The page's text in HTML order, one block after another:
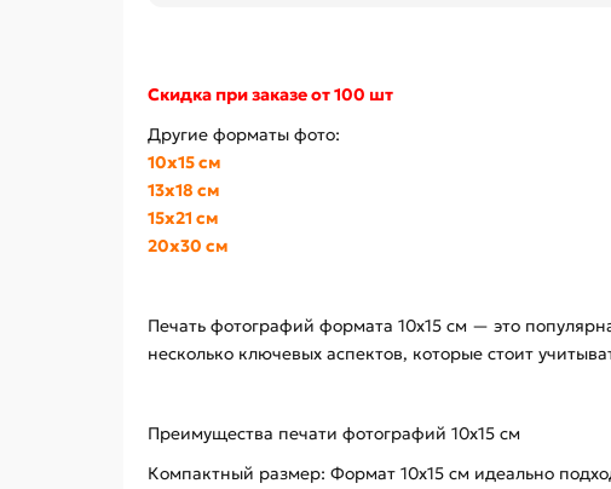
Скидка при заказе от 100 шт
Другие форматы фото:
10х15 см
13х18 см
15х21 см
20х30 см
Печать фотографий формата 10x15 см — это
несколько ключевых аспектов, которые стоит
Преимущества печати фотографий 10x15 см
Компактный размер: Формат 10x15 см идеально